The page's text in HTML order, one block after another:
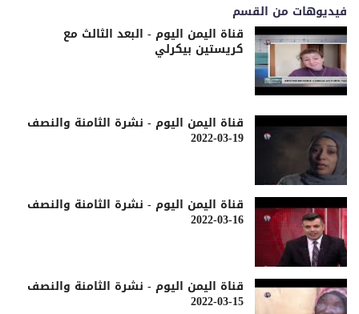
فيديوهات من القسم
قناة اليمن اليوم - البعد الثالث مع
كريستين بيكرلي
قناة اليمن اليوم - نشرة الثامنة والنصف
19-03-2022
قناة اليمن اليوم - نشرة الثامنة والنصف
16-03-2022
قناة اليمن اليوم - نشرة الثامنة والنصف
15-03-2022